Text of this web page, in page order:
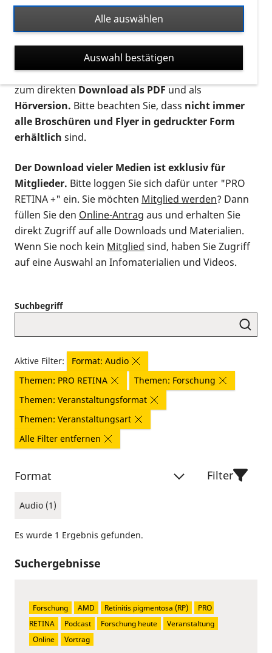
Ort. Nutzen Sie den Formatfilter, um ausschließlich
nach Flyern und Broschüren, Audios oder Videos zu
suchen. Die meisten Flyer und Broschüren werden in
verschiedenen Formaten angeboten: zur
postalischen Bestellung als gedruckte Variante
zum direktenDownload als PDFund als
Hörversion. Bitte beachten Sie, dass nicht immer
alle Broschüren und Flyer in gedruckter Form
erhältlich sind.
Der Download vieler Medien ist exklusiv für
Mitglieder. Bitte loggen Sie sich dafür unter "PRO
RETINA +" ein. Sie möchten Mitglied werden? Dann
füllen Sie den Online-Antrag aus und erhalten Sie
direkt Zugriff auf alle Downloads und Materialien.
Wenn Sie noch kein Mitglied sind, haben Sie Zugriff
auf eine Auswahl an Infomaterialien und Videos.
Suchbegriff
Aktive Filter:
Format: Audio
Themen: PRO RETINA
Themen: Forschung
Themen: Veranstaltungsformat
Themen: Veranstaltungsart
Alle Filter entfernen
Format
Audio (1)
Filter
Es wurde 1 Ergebnis gefunden.
Suchergebnisse
Forschung AMD Retinitis pigmentosa (RP)
PRO
RETINA
Podcast Forschung heute
Veranstaltung
Online
Vortrag
Alle auswählen
Auswahl bestätigen